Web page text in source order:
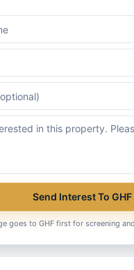
Send Interest To GHF
goes to GHF first for screening